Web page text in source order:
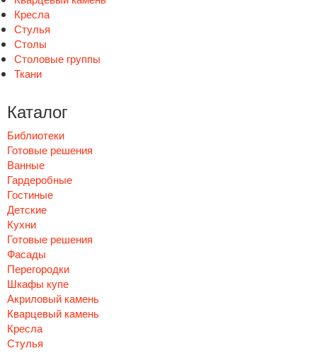
Кресла
Стулья
Столы
Столовые группы
Ткани
Каталог
Библиотеки
Готовые решения
Ванные
Гардеробные
Гостиные
Детские
Кухни
Готовые решения
Фасады
Перегородки
Шкафы купе
Акриловый камень
Кварцевый камень
Кресла
Стулья